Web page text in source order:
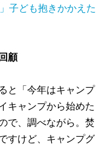
子ども抱きかかえた
顧
と「今年はキャンプ
キャンプから始めた
で、調べながら。焚
すけど、キャンプグ